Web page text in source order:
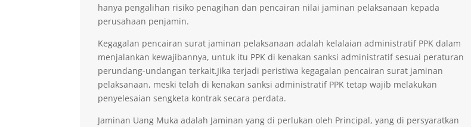
hanya pengalihan risiko penagihan dan pencairan nilai jaminan pelaksanaan kepada
perusahaan penjamin.
Kegagalan pencairan surat jaminan pelaksanaan adalah kelalaian administratif PPK dalam
menjalankan kewajibannya, untuk itu PPK di kenakan sanksi administratif sesuai peraturan
perundang-undangan terkait.Jika terjadi peristiwa kegagalan pencairan surat jaminan
pelaksanaan, meski telah di kenakan sanksi administratif PPK tetap wajib melakukan
penyelesaian sengketa kontrak secara perdata.
Jaminan Uang Muka adalah Jaminan yang di perlukan oleh Principal, yang di persyaratkan